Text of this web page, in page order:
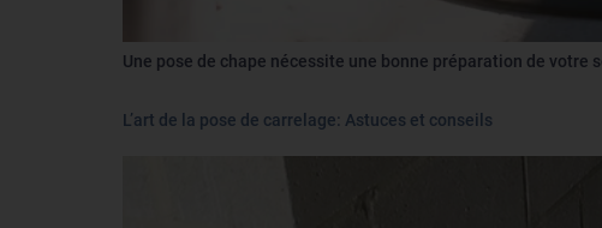
Une pose de chape nécessite une bonne préparation de
L’art de la pose de carrelage: Astuces et conseils